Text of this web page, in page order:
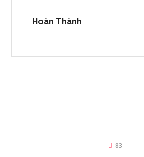
Hoàn Thành
83